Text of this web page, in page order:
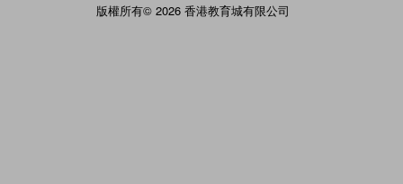
版權所有© 2026 香港教育城有限公司